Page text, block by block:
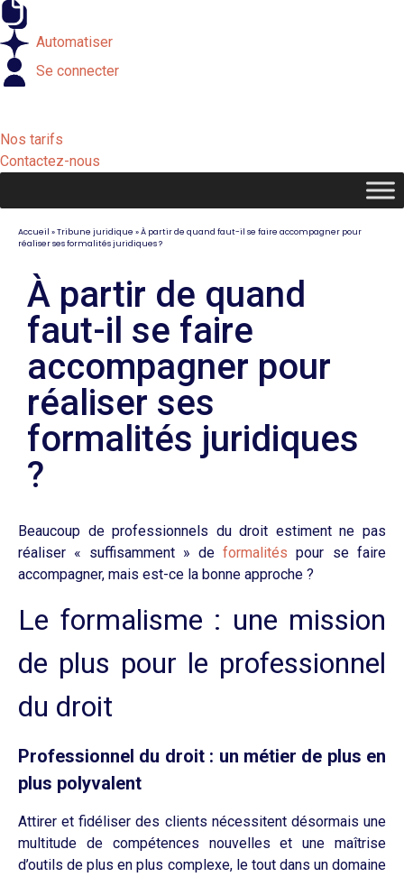
Automatiser
Se connecter
Nos tarifs
Contactez-nous
Accueil »Tribune juridique »À partir de quand faut-il se faire accompagner pour
réaliser ses formalités juridiques ?
À partir de quand
faut-il se faire
accompagner pour
réaliser ses
formalités juridiques
?
Beaucoup de professionnels du droit estiment ne pas
réaliser « suffisamment » de formalités pour se faire
accompagner, mais est-ce la bonne approche ?
Le formalisme : une mission
de plus pour le professionnel
du droit
Professionnel du droit : un métier de plus en
plus polyvalent
Attirer et fidéliser des clients nécessitent désormais une
multitude de compétences nouvelles et une maîtrise
d’outils de plus en plus complexe, le tout dans un domaine